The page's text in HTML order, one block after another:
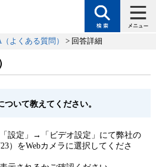
よくある質問） > 回答詳細
ついて教えてください。
設定」→「ビデオ設定」にて弊社の
）をWebカメラに選択してくださ